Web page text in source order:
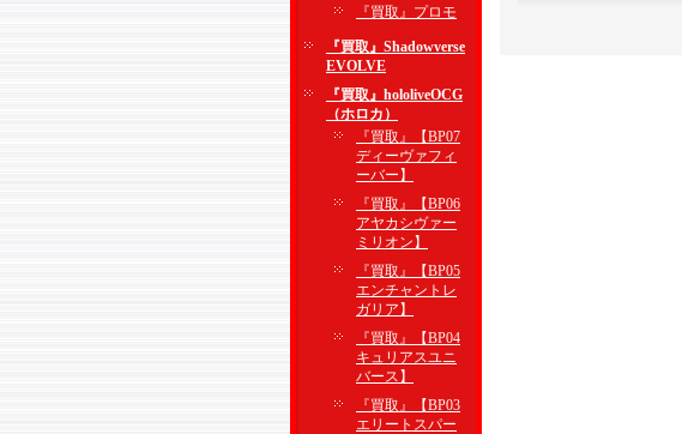
『買取』プロモ
『買取』Shadowverse
EVOLVE
『買取』hololiveOCG
（ホロカ）
『買取』【BP07
ディーヴァフィ
ーバー】
『買取』【BP06
アヤカシヴァー
ミリオン】
『買取』【BP05
エンチャントレ
ガリア】
『買取』【BP04
キュリアスユニ
バース】
『買取』【BP03
エリートスパー